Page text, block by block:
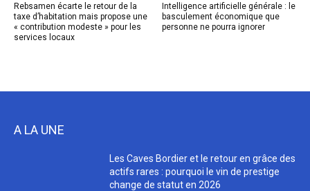
Rebsamen écarte le retour de la
taxe d’habitation mais propose une
« contribution modeste » pour les
services locaux
Intelligence artificielle générale : le
basculement économique que
personne ne pourra ignorer
A LA UNE
Les Caves Bordier et le retour en grâce des
actifs rares : pourquoi le vin de prestige
change de statut en 2026